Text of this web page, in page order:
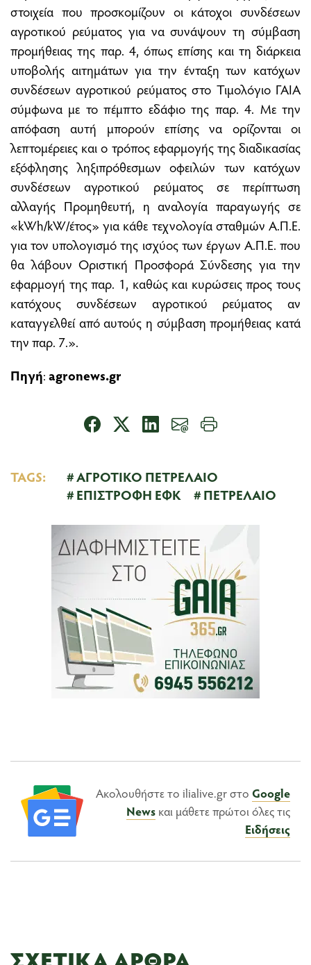
στοιχεία που προσκομίζουν οι κάτοχοι συνδέσεων
αγροτικού ρεύματος για να συνάψουν τη σύμβαση
προμήθειας της παρ. 4, όπως επίσης και τη διάρκεια
υποβολής αιτημάτων για την ένταξη των κατόχων
συνδέσεων αγροτικού ρεύματος στο Τιμολόγιο ΓΑΙΑ
σύμφωνα με το πέμπτο εδάφιο της παρ. 4. Με την
απόφαση αυτή μπορούν επίσης να ορίζονται οι
λεπτομέρειες και ο τρόπος εφαρμογής της διαδικασίας
εξόφλησης ληξιπρόθεσμων οφειλών των κατόχων
συνδέσεων αγροτικού ρεύματος σε περίπτωση
αλλαγής Προμηθευτή, η αναλογία παραγωγής σε
«kWh/kW/έτος» για κάθε τεχνολογία σταθμών Α.Π.Ε.
για τον υπολογισμό της ισχύος των έργων Α.Π.Ε. που
θα λάβουν Οριστική Προσφορά Σύνδεσης για την
εφαρμογή της παρ. 1, καθώς και κυρώσεις προς τους
κατόχους συνδέσεων αγροτικού ρεύματος αν
καταγγελθεί από αυτούς η σύμβαση προμήθειας κατά
την παρ. 7.».
Πηγή:agronews.gr
TAGS:
ΑΓΡΟΤΙΚΟ ΠΕΤΡΕΛΑΙΟ
ΕΠΙΣΤΡΟΦΗ ΕΦΚ
ΠΕΤΡΕΛΑΙΟ
Ακολουθήστε το ilialive.gr στο Google
News και μάθετε πρώτοι όλες τις
Ειδήσεις